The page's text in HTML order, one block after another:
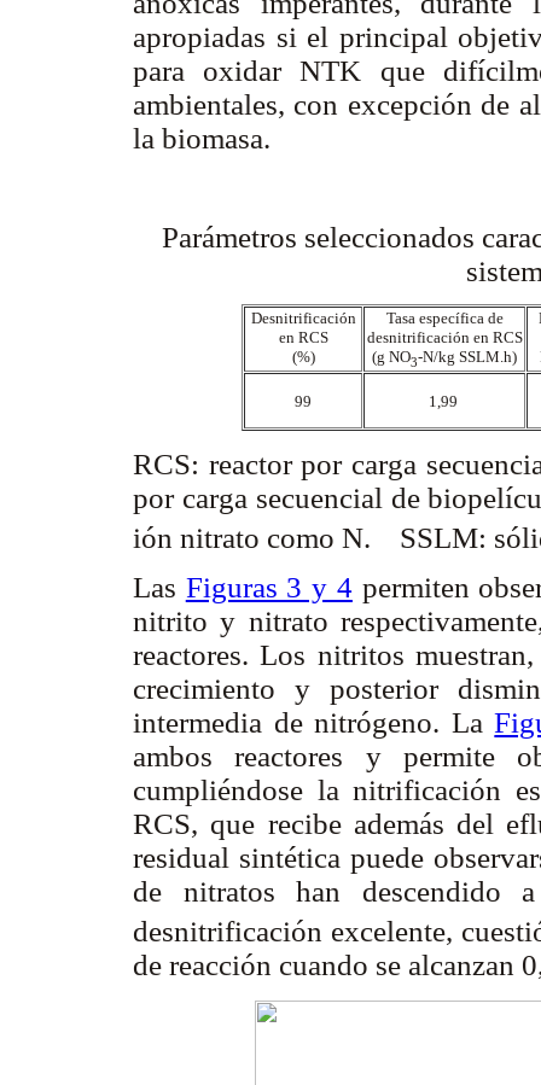
apropiadas si el principal
para oxidar NTK que
ambientales, con excepción de
la biomasa.
Parámetros seleccionados
Desnitrificación
en RCS
(%)
Tasa específica de
desnitrificación en RCS
(g NO3-N/kg SSLM.h)
99 1,99
RCS: reactor por carga
por carga secuencial de
ión nitrato como N. SSLM:
Las Figuras 3 y 4permiten
nitrito y nitrato
reactores. Los nitritos
crecimiento y posterior
intermedia de nitrógeno. La
ambos reactores y permite
cumpliéndose la nitrificación
RCS, que recibe además del
residual sintética puede
de nitratos han descendido
desnitrificación excelente,
de reacción cuando se alcanzan